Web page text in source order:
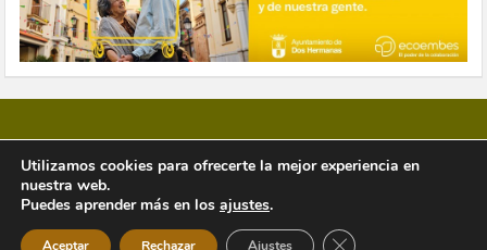
Copyright © 2026 Vivir en Montequinto Periódico Digital
Utilizamos cookies para ofrecerte la mejor experiencia en
nuestra web.
Puedes aprender más en los ajustes.
Aceptar Rechazar Ajustes Cerrar el banner de